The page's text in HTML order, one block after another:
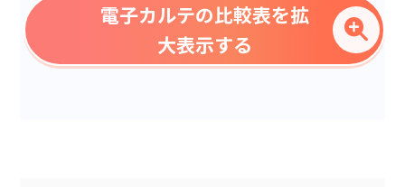
カルテ編集
電子カルテの比較表を拡
大表示する